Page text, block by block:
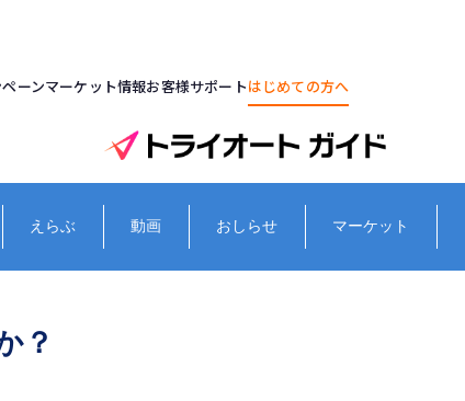
ーンマーケット情報お客様サポートはじめての方へ
えらぶ 動画 おしらせ マーケット
？